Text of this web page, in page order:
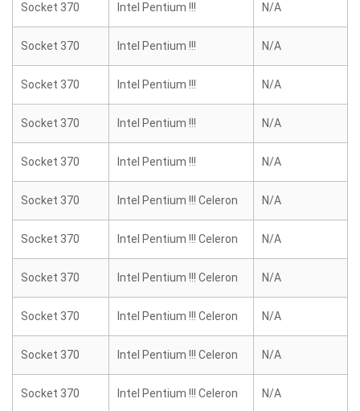
Socket 370 Intel Pentium !!! N/A
Socket 370 Intel Pentium !!! N/A
Socket 370 Intel Pentium !!! N/A
Socket 370 Intel Pentium !!! N/A
Socket 370 Intel Pentium !!! N/A
Socket 370 Intel Pentium !!! Celeron N/A
Socket 370 Intel Pentium !!! Celeron N/A
Socket 370 Intel Pentium !!! Celeron N/A
Socket 370 Intel Pentium !!! Celeron N/A
Socket 370 Intel Pentium !!! Celeron N/A
Socket 370 Intel Pentium !!! Celeron N/A